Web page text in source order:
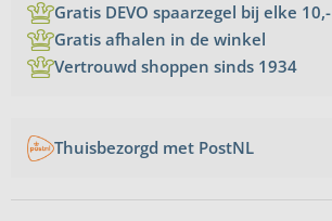
Gratis DEVO spaarzegel bij elke 10,-
Gratis afhalen in de winkel
Vertrouwd shoppen sinds 1934
Thuisbezorgd met PostNL